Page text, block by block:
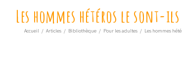
Les hommes hétéros le sont-
Accueil / Articles / Bibliothèque / Pour les adultes / Les hommes